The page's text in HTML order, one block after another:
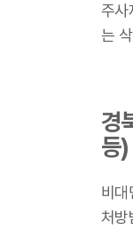
주사
는
경
등
비대
처방